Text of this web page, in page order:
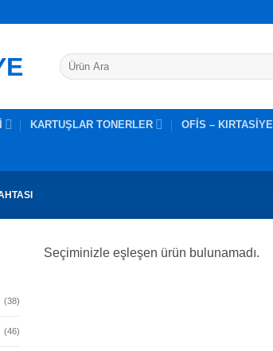
Ara:
KARTUŞLAR TONERLER OFİS – KIRTASİYE
(38)
(46)
Seçiminizle eşleşen ürün bulunamadı.